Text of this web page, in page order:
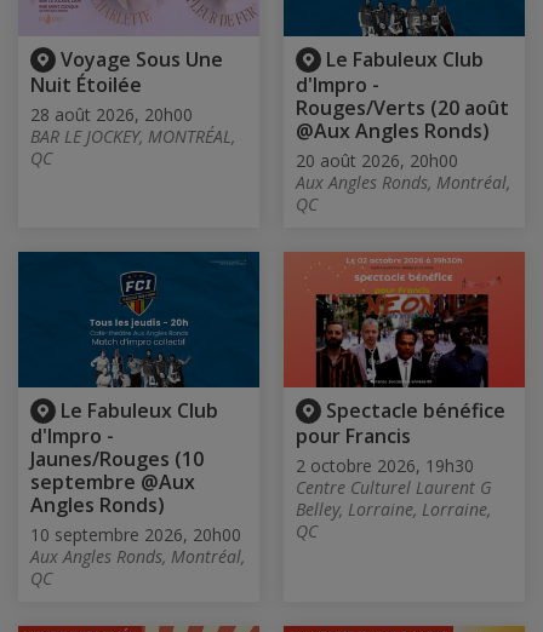
Voyage Sous Une
Nuit Étoilée
28 août 2026, 20h00
BAR LE JOCKEY, MONTRÉAL,
QC
Le Fabuleux Club
d'Impro -
Rouges/Verts (20 août
@Aux Angles Ronds)
20 août 2026, 20h00
Aux Angles Ronds, Montréal,
QC
Le Fabuleux Club
d'Impro -
Jaunes/Rouges (10
septembre @Aux
Angles Ronds)
10 septembre 2026, 20h00
Aux Angles Ronds, Montréal,
QC
Spectacle bénéfice
pour Francis
2 octobre 2026, 19h30
Centre Culturel Laurent G
Belley, Lorraine, Lorraine,
QC